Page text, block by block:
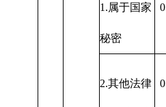
1.属于国家
秘密
0
2.其他法律 0